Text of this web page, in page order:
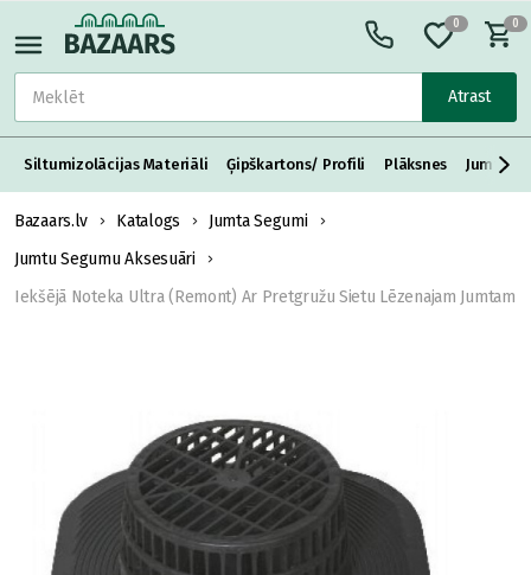
Atrast
0 0
Siltumizolācijas Materiāli Ģipškartons/ Profili Plāksnes Jumta
Bazaars.lv Katalogs
Jumta Segumi
Jumtu Segumu Aksesuāri
Iekšējā Noteka Ultra (Remont) Ar Pretgružu Sietu Lēzenajam Jumtam